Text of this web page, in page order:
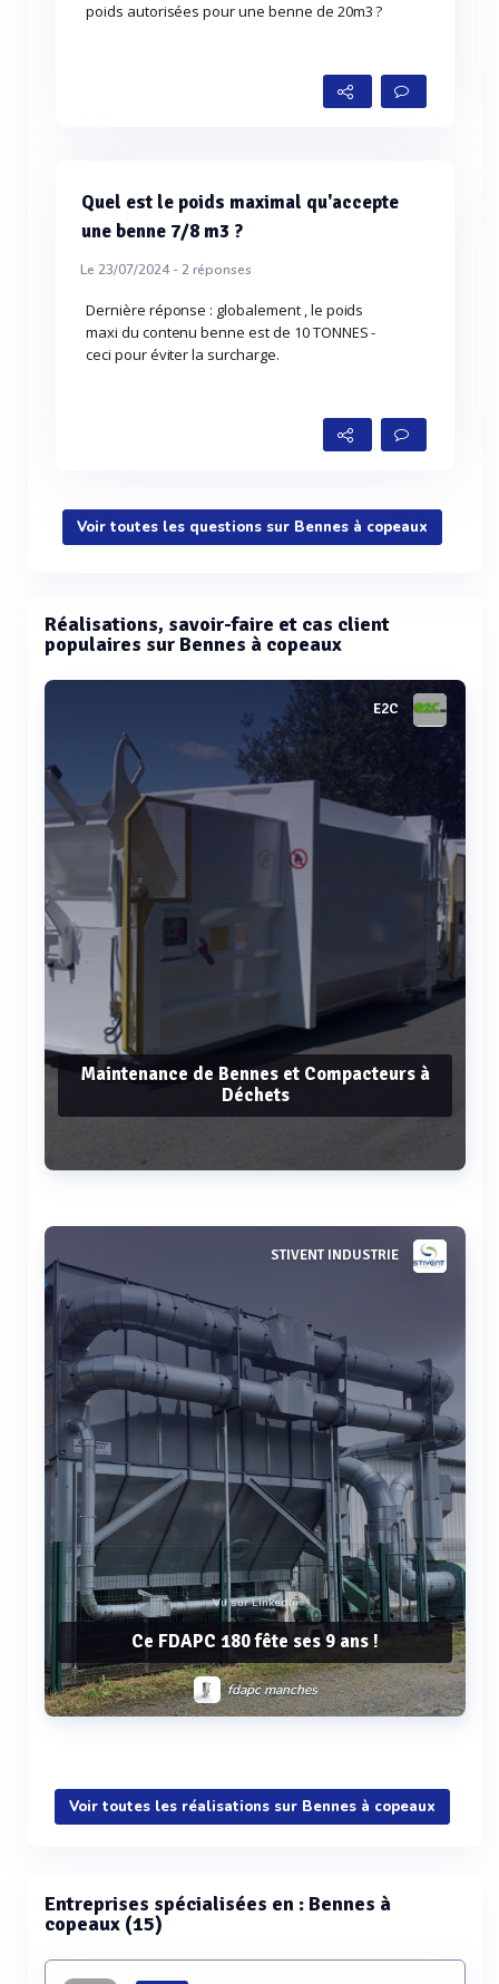
poids autorisées pour une benne de 20m3 ?
Quel est le poids maximal qu'accepte
une benne 7/8 m3 ?
Le 23/07/2024 -2réponses
Dernière réponse : globalement , le poids
maxi du contenu benne est de 10 TONNES -
ceci pour éviter la surcharge.
Voir toutes les questions sur Bennes à copeaux
Réalisations, savoir-faire et cas client
populaires sur Bennes à copeaux
E2C
Maintenance de Bennes et Compacteurs à
Déchets
Voir plusSTIVENT INDUSTRIE
Vu sur Linkedin
Ce FDAPC 180 fête ses 9 ans !
fdapc manches
Voir plus
Voir toutes les réalisations sur Bennes à copeaux
Entreprises spécialisées en : Bennes à
copeaux (15)